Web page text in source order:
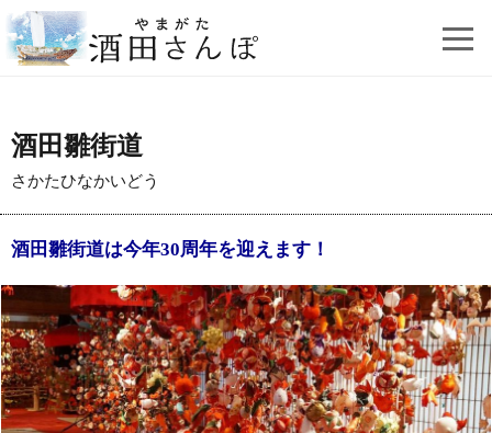
酒田雛街道
さかたひなかいどう
酒田雛街道は今年30周年を迎えます！